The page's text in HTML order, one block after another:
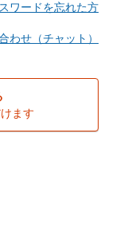
ワードを忘れた方
わせ（チャット）
ます